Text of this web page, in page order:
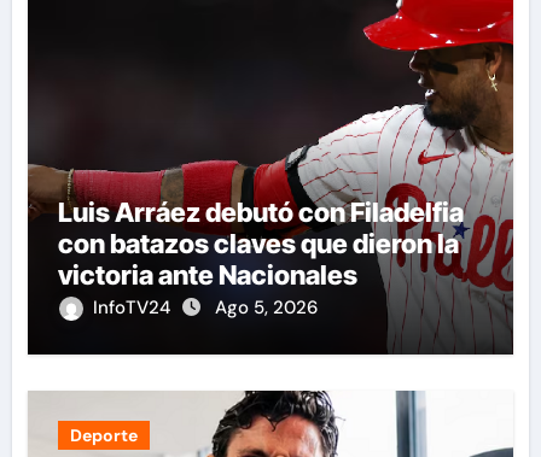
Luis Arráez debutó con Filadelfia
con batazos claves que dieron la
victoria ante Nacionales
InfoTV24 Ago 5, 2026
Deporte